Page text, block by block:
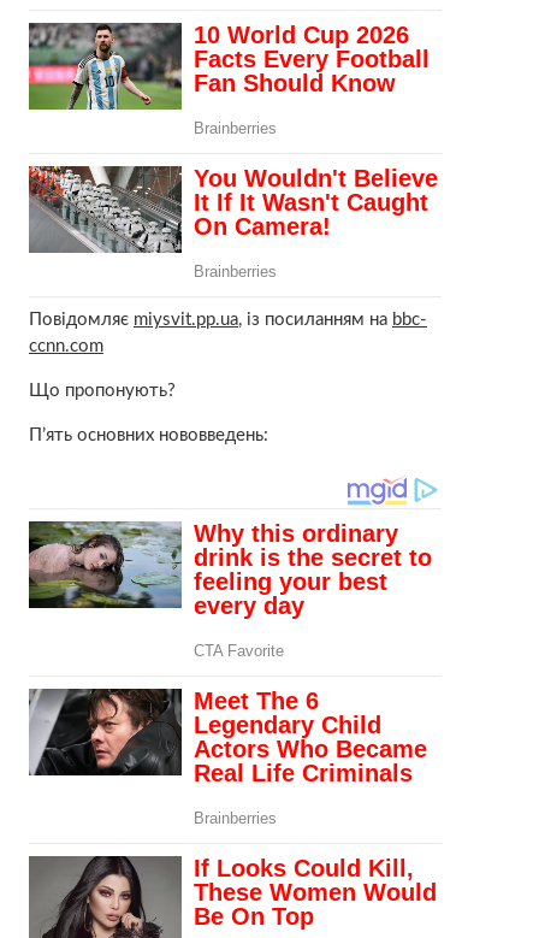
Повідомляє miysvit.pp.ua, із посиланням на bbc-
ccnn.com
Що пропонують?
П’ять основних нововведень: